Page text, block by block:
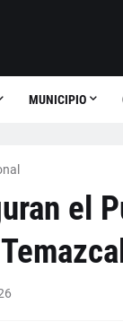
MUNICIPIO
el